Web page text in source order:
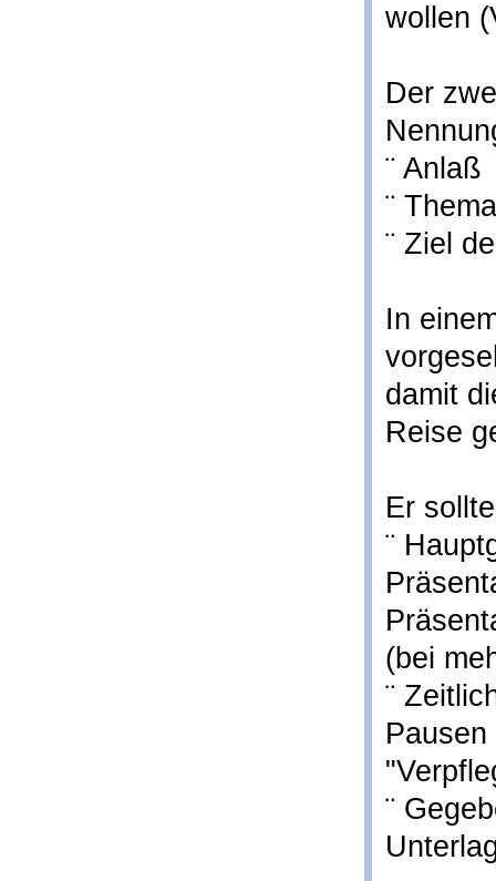
wollen
Der
¨ Anlaß
¨
¨ Ziel
In
damit
Reise
Er
¨
(bei
¨
¨